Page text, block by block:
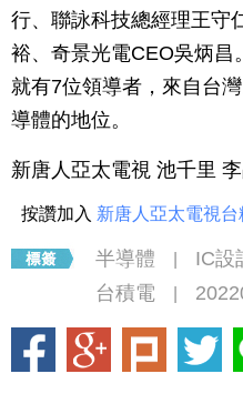
行、聯詠科技總經理王守
裕、奇景光電CEO吳炳昌
就有7位領導者，來自台
導體的地位。
新唐人亞太電視 池千里
按讚加入 新唐人亞太電視台
半導體 IC設
台積電